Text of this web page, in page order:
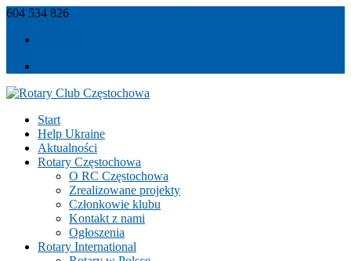
604 534 826
Start
Help Ukraine
Aktualności
Rotary Częstochowa
O RC Częstochowa
Zrealizowane projekty
Członkowie klubu
Kontakt z nami
Ogłoszenia
Rotary International